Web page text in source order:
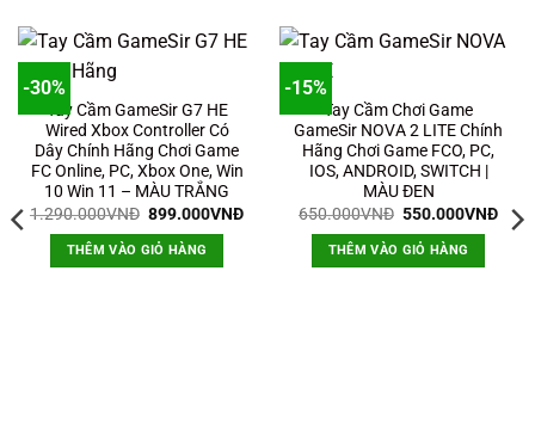
-30%
Tay Cầm GameSir G7 HE
Wired Xbox Controller Có
Dây Chính Hãng Chơi Game
FC Online, PC, Xbox One, Win
10 Win 11 – MÀU TRẮNG
1.290.000VNĐ Giá
là:
1.290.000VNĐ.
899.000VNĐGiá
899.000VNĐ.
THÊM VÀO GIỎ HÀNG
-15%
Tay Cầm Chơi Game
GameSir NOVA 2 LITE Chính
Hãng Chơi Game FCO, PC,
IOS, ANDROID, SWITCH |
MÀU ĐEN
650.000VNĐ Giá
là:
650.000VNĐ.
550.000VNĐGiá
hiện
THÊM VÀO GIỎ HÀNG